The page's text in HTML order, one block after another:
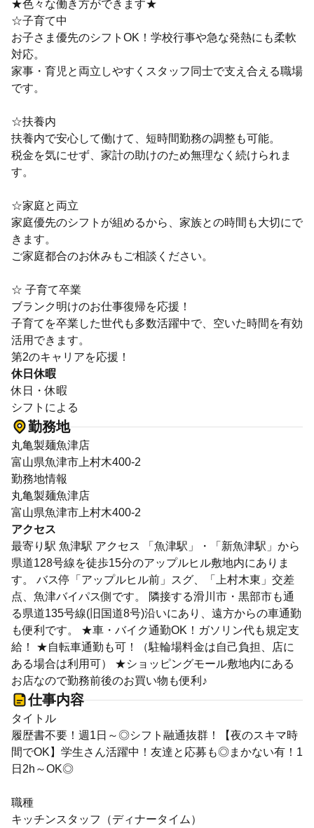
★色々な働き方ができます★
☆子育て中
お子さま優先のシフトOK！学校行事や急な発熱にも柔軟
対応。
家事・育児と両立しやすくスタッフ同士で支え合える職場
です。
☆扶養内
扶養内で安心して働けて、短時間勤務の調整も可能。
税金を気にせず、家計の助けのため無理なく続けられま
す。
☆家庭と両立
家庭優先のシフトが組めるから、家族との時間も大切にで
きます。
ご家庭都合のお休みもご相談ください。
☆ 子育て卒業
ブランク明けのお仕事復帰を応援！
子育てを卒業した世代も多数活躍中で、空いた時間を有効
活用できます。
第2のキャリアを応援！
休日休暇
休日・休暇
シフトによる
勤務地
丸亀製麺魚津店
富山県魚津市上村木400-2
勤務地情報
丸亀製麺魚津店
富山県魚津市上村木400-2
アクセス
最寄り駅 魚津駅 アクセス 「魚津駅」・「新魚津駅」から
県道128号線を徒歩15分のアップルヒル敷地内にありま
す。 バス停「アップルヒル前」スグ、「上村木東」交差
点、魚津バイパス側です。 隣接する滑川市・黒部市も通
る県道135号線(旧国道8号)沿いにあり、遠方からの車通勤
も便利です。 ★車・バイク通勤OK！ガソリン代も規定支
給！ ★自転車通勤も可！（駐輪場料金は自己負担、店に
ある場合は利用可） ★ショッピングモール敷地内にある
お店なので勤務前後のお買い物も便利♪
仕事内容
タイトル
履歴書不要！週1日～◎シフト融通抜群！【夜のスキマ時
間でOK】学生さん活躍中！友達と応募も◎まかない有！1
日2h～OK◎
職種
キッチンスタッフ（ディナータイム）